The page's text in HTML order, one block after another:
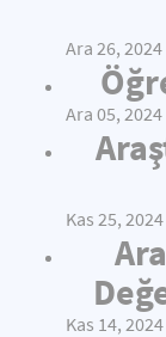
Ara 26, 2024
Ara 05, 2024
Kas 25, 2024
Kas 14, 2024